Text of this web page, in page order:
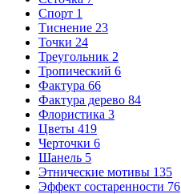
Спорт 1
Тиснение 23
Точки 24
Треугольник 2
Тропический 6
Фактура 66
Фактура дерево 84
Флористика 3
Цветы 419
Черточки 6
Шанель 5
Этнические мотивы 135
Эффект состаренности 76